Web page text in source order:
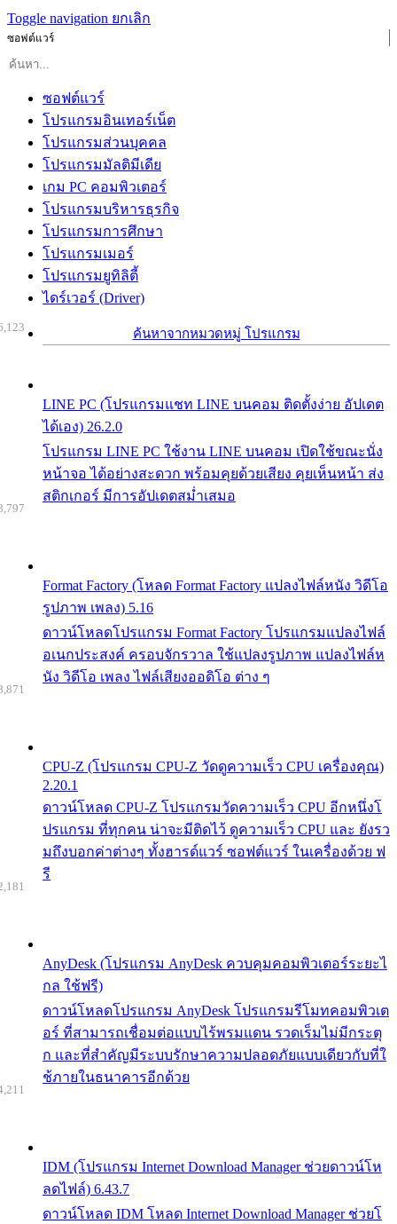
Toggle navigation ยกเลิก
ซอฟต์แวร์
ซอฟต์แวร์
โปรแกรมอินเทอร์เน็ต
โปรแกรมส่วนบุคคล
โปรแกรมมัลติมีเดีย
เกม PC คอมพิวเตอร์
โปรแกรมบริหารธุรกิจ
โปรแกรมการศึกษา
โปรแกรมเมอร์
โปรแกรมยูทิลิตี้
ไดร์เวอร์ (Driver)
ค้นหาจากหมวดหมู่ โปรแกรม
LINE PC (โปรแกรมแชท LINE บนคอม ติดตั้งง่าย อัปเดต
ได้เอง) 26.2.0
โปรแกรม LINE PC ใช้งาน LINE บนคอม เปิดใช้ขณะนั่ง
หน้าจอ ได้อย่างสะดวก พร้อมคุยด้วยเสียง คุยเห็นหน้า ส่ง
สติกเกอร์ มีการอัปเดตสม่ำเสมอ
Format Factory (โหลด Format Factory แปลงไฟล์หนัง วิดีโอ
รูปภาพ เพลง) 5.16
ดาวน์โหลดโปรแกรม Format Factory โปรแกรมแปลงไฟล์
อเนกประสงค์ ครอบจักรวาล ใช้แปลงรูปภาพ แปลงไฟล์ห
นัง วิดีโอ เพลง ไฟล์เสียงออดิโอ ต่าง ๆ
CPU-Z (โปรแกรม CPU-Z วัดดูความเร็ว CPU เครื่องคุณ)
2.20.1
ดาวน์โหลด CPU-Z โปรแกรมวัดความเร็ว CPU อีกหนึ่งโ
ปรแกรม ที่ทุกคน น่าจะมีติดไว้ ดูความเร็ว CPU และ ยังรว
มถึงบอกค่าต่างๆ ทั้งฮารด์แวร์ ซอฟต์แวร์ ในเครื่องด้วย ฟ
รี
AnyDesk (โปรแกรม AnyDesk ควบคุมคอมพิวเตอร์ระยะไ
กล ใช้ฟรี)
ดาวน์โหลดโปรแกรม AnyDesk โปรแกรมรีโมทคอมพิวเต
อร์ ที่สามารถเชื่อมต่อแบบไร้พรมแดน รวดเร็มไม่มีกระตุ
ก และที่สำคัญมีระบบรักษาความปลอดภัยแบบเดียวกับที่ใ
ช้ภายในธนาคารอีกด้วย
IDM (โปรแกรม Internet Download Manager ช่วยดาวน์โห
ลดไฟล์) 6.43.7
ดาวน์โหลด IDM โหลด Internet Download Manager ช่วยโ